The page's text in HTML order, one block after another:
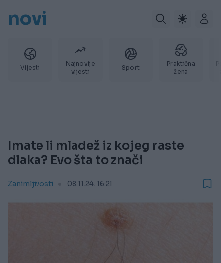
novi
Vijesti
Najnovije
vijesti
Sport
Praktična
žena
Imate li mladež iz kojeg raste
dlaka? Evo šta to znači
Zanimljivosti 08.11.24. 16:21